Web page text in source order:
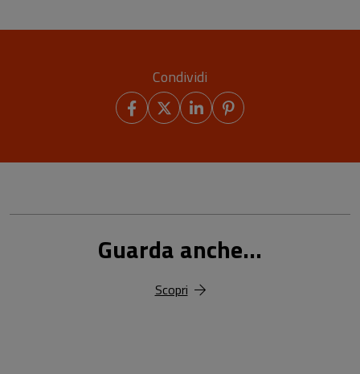
Condividi
Guarda anche...
Scopri